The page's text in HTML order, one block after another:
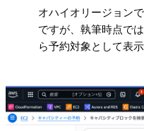
オハイオリージョン
ですが、執筆時点で
ら予約対象として表